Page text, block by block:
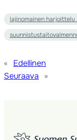
lajinomainen harjoittelu
«
Edellinen
Seuraava
»